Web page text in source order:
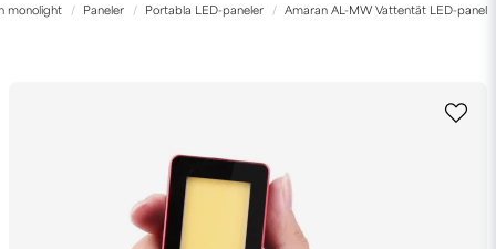
monolight Paneler Portabla LED-paneler Amaran AL-MW Vattentät LED-panel